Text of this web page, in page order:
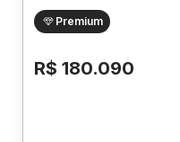
Premium
R$ 180.090